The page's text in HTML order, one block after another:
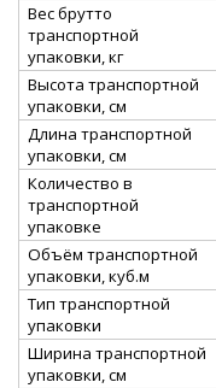
Вес брутто
транспортной
упаковки, кг
Высота транспортной
упаковки, см
Длина транспортной
упаковки, см
Количество в
транспортной
упаковке
Объём транспортной
упаковки, куб.м
Тип транспортной
упаковки
Ширина транспортной
упаковки, см